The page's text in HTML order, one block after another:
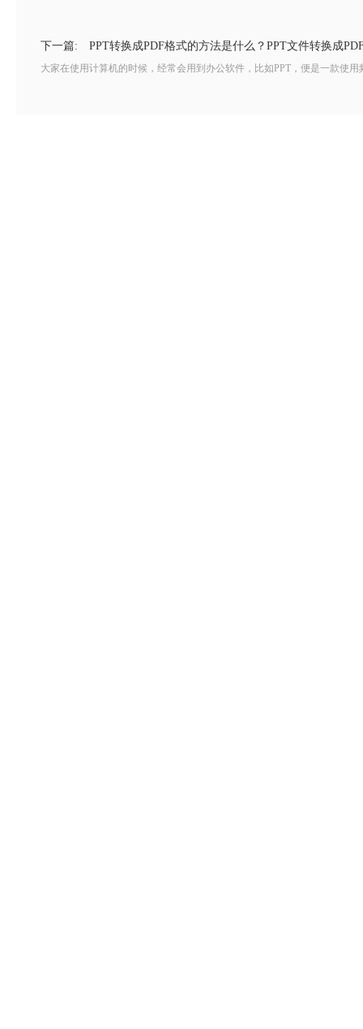
下一篇: PPT转换成PDF格式的方法是什么？PPT文件转换成
大家在使用计算机的时候，经常会用到办公软件，比如PPT，便是一款使